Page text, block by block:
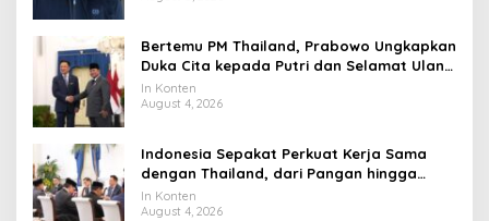
Bertemu PM Thailand, Prabowo Ungkapkan
Duka Cita kepada Putri dan Selamat Ulang
Tahun ke Raja Thailand
In Konten
August 4, 2026
Indonesia Sepakat Perkuat Kerja Sama
dengan Thailand, dari Pangan hingga
Ekonomi Digital
In Konten
August 4, 2026